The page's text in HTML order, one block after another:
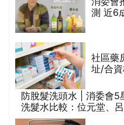
測 近6
社區藥
址/合
劃？（
防脫髮洗頭水 | 消委會5
洗髮水比較：位元堂、
咖啡因洗髮水